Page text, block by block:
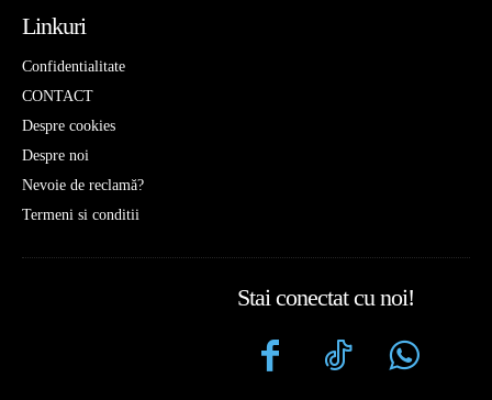
Linkuri
Confidentialitate
CONTACT
Despre cookies
Despre noi
Nevoie de reclamă?
Termeni si conditii
Stai conectat cu noi!